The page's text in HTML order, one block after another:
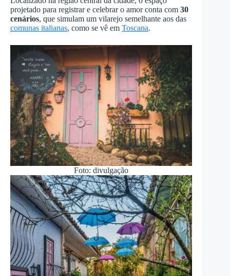
projetado para registrar e celebrar o amor conta com 30
cenários, que simulam um vilarejo semelhante aos das
comunas italianas, como se vê em Toscana.
Foto: divulgação